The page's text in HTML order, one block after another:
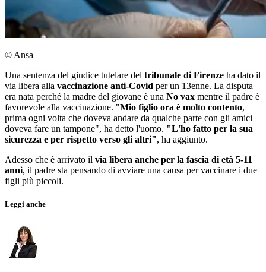
© Ansa
Una sentenza del giudice tutelare del tribunale di Firenze ha dato il
via libera alla vaccinazione anti-Covid per un 13enne. La disputa
era nata perché la madre del giovane è una No vax mentre il padre è
favorevole alla vaccinazione. "Mio figlio ora è molto contento,
prima ogni volta che doveva andare da qualche parte con gli amici
doveva fare un tampone", ha detto l'uomo. "L'ho fatto per la sua
sicurezza e per rispetto verso gli altri", ha aggiunto.
Adesso che è arrivato il via libera anche per la fascia di età 5-11
anni, il padre sta pensando di avviare una causa per vaccinare i due
figli più piccoli.
Leggi anche